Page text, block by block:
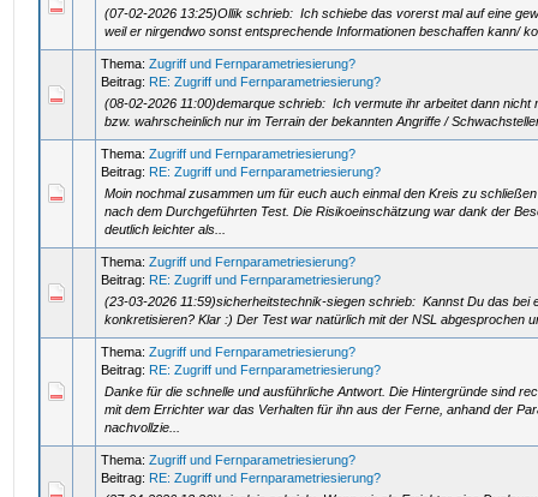
(07-02-2026 13:25)Ollik schrieb: Ich schiebe das vorerst mal auf eine
weil er nirgendwo sonst entsprechende Informationen beschaffen kann/
Thema:Zugriff und Fernparametriesierung?
Beitrag: RE: Zugriff und Fernparametriesierung?
(08-02-2026 11:00)demarque schrieb: Ich vermute ihr arbeitet dann nicht
bzw. wahrscheinlich nur im Terrain der bekannten Angriffe /
Thema:Zugriff und Fernparametriesierung?
Beitrag: RE: Zugriff und Fernparametriesierung?
Moin nochmal zusammen um für euch auch einmal den Kreis zu
nach dem Durchgeführten Test. Die Risikoeinschätzung war dank der
deutlich leichter als...
Thema:Zugriff und Fernparametriesierung?
Beitrag: RE: Zugriff und Fernparametriesierung?
(23-03-2026 11:59)sicherheitstechnik-siegen schrieb: Kannst Du das bei
konkretisieren? Klar :) Der Test war natürlich mit der NSL abgesprochen
Thema:Zugriff und Fernparametriesierung?
Beitrag: RE: Zugriff und Fernparametriesierung?
Danke für die schnelle und ausführliche Antwort. Die Hintergründe sind
mit dem Errichter war das Verhalten für ihn aus der Ferne, anhand der
nachvollzie...
Thema:Zugriff und Fernparametriesierung?
Beitrag: RE: Zugriff und Fernparametriesierung?